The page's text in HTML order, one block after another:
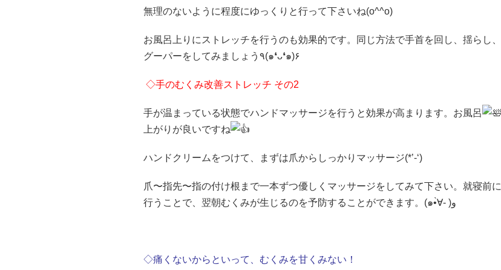
無理のないように程度にゆっくりと行って下さいね(o^^o)
お風呂上りにストレッチを行うのも効果的です。同じ方法で手首を回し、揺らし、
グーパーをしてみましょう٩(๑❛ᴗ❛๑)۶
◇手のむくみ改善ストレッチ その2
手が温まっている状態でハンドマッサージを行うと効果が高まります。お風呂
上がりが良いですね
ハンドクリームをつけて、まずは爪からしっかりマッサージ(*’-‘)ゞ
爪〜指先〜指の付け根まで一本ずつ優しくマッサージをしてみて下さい。就寝前に
行うことで、翌朝むくみが生じるのを予防することができます。(๑•̀∀- )و
◇痛くないからといって、むくみを甘くみない！